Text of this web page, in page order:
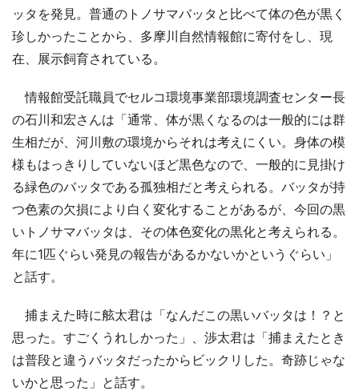
ッタを発見。普通のトノサマバッタと比べて体の色が黒く
珍しかったことから、多摩川自然情報館に寄付をし、現
在、展示飼育されている。
情報館受託職員でセルコ環境事業部環境調査センター長
の石川和宏さんは「通常、体が黒くなるのは一般的には群
生相だが、河川敷の環境からそれは考えにくい。身体の模
様もはっきりしていないほど黒色なので、一般的に見掛け
る緑色のバッタである孤独相だと考えられる。バッタが持
つ色素の欠損により白く変化することがあるが、今回の黒
いトノサマバッタは、その体色変化の黒化と考えられる。
年に1匹ぐらい発見の報告があるかないかというぐらい」
と話す。
捕まえた時に舷太君は「なんだこの黒いバッタは！？と
思った。すごくうれしかった」、渉太君は「捕まえたとき
は普段と違うバッタだったからビックリした。奇跡じゃな
いかと思った」と話す。